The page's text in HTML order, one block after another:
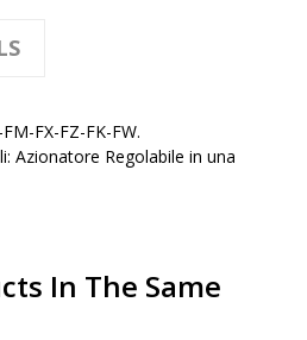
FX-FZ-FK-FW.
Azionatore Regolabile in una
In The Same